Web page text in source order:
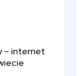
– internet